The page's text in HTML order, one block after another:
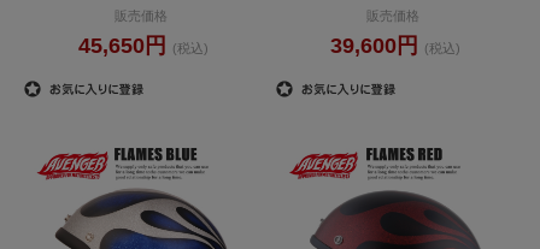
販売価格
45,650円 (税込)
販売価格
39,600円 (税込)